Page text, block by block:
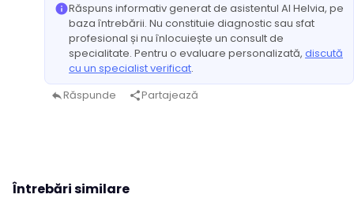
infoRăspuns informativ generat de asistentul AI Helvia, pe
baza întrebării. Nu constituie diagnostic sau sfat
profesional și nu înlocuiește un consult de
specialitate. Pentru o evaluare personalizată, discută
cu un specialist verificat.
replyRăspunde sharePartajează
Întrebări similare